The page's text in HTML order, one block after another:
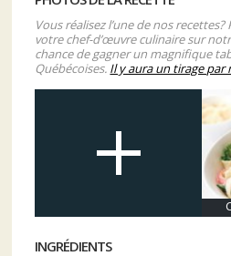
Vous réalisez l’une de nos
votre chef-d’œuvre culinaire sur
chance de gagner un magnifique
Québécoises. Il y aura un tirage par
INGRÉDIENTS